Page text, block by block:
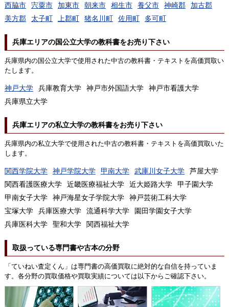
西脇市
宍粟市 加東市 朝来市 相生市 養父市 神崎郡
加古郡
美方郡
太子町 上郡町 猪名川町 佐用町 多可町
兵庫エリアの国公立大学の教科書をお売り下さい
兵庫県内の国公立大学で使用された中古の教科書・テキストを高価買取い
たします。
神戸大学 兵庫教育大学 神戸市外国語大学
神戸市看護大学
兵庫県立大学
兵庫エリアの私立大学の教科書をお売り下さい
兵庫県内の私立大学で使用された中古の教科書・テキストを高価買取いた
します。
関西学院大学 神戸学院大学 甲南大学 武庫川女子大学
芦屋大学
関西看護医療大学
近畿医療福祉大学 近大姫路大学
甲子園大学
甲南女子大学
神戸海星女子学院大学
神戸芸術工科大学
宝塚大学
兵庫医療大学 流通科学大学
園田学園女子大学
兵庫医科大学
聖和大学 関西福祉大学
取扱っている専門書や古本の分野
「ていねい査定くん」は専門書の高価買取に絶対的な自信を持っていま
す。各分野の買取価格や買取実績については以下からご確認下さい。